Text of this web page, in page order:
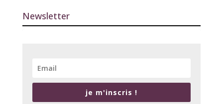
Newsletter
je m'inscris !